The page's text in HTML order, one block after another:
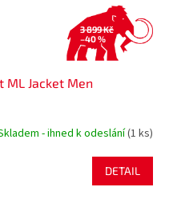
3 899 Kč
–40 %
ML Jacket Men
- ihned k odeslání(1 ks)
DETAIL